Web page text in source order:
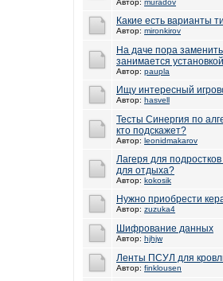
Автор: muradov
Какие есть варианты
Автор: mironkirov
На даче пора
занимается
Автор: paupla
Ищу интересный
Автор: hasvell
Тесты Синергия по
кто подскажет?
Автор: leonidmakarov
Лагеря для
для отдыха?
Автор: kokosik
Нужно приобрести
Автор: zuzuka4
Шифрование данных
Автор: hjhjw
Ленты ПСУЛ для
Автор: finklousen